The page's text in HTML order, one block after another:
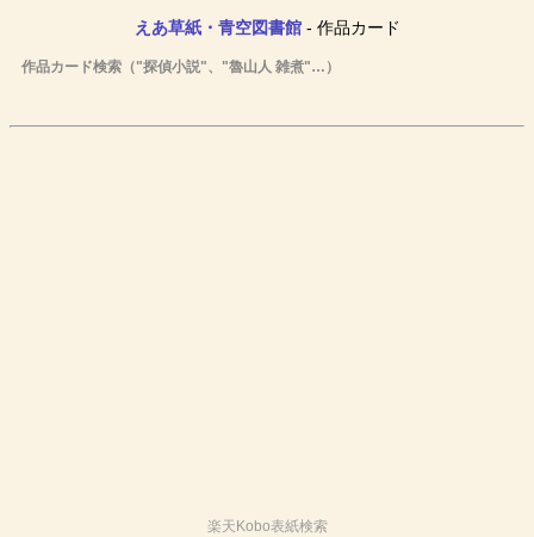
えあ草紙・青空図書館- 作品カード
作品カード検索（"探偵小説"、"魯山人 雑煮"…）
楽天Kobo表紙検索